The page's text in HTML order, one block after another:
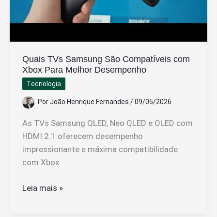
Quais TVs Samsung São Compatíveis com
Xbox Para Melhor Desempenho
Tecnologia
PorJoão Henrique Fernandes /09/05/2026
As TVs Samsung QLED, Neo QLED e OLED com
HDMI 2.1 oferecem desempenho
impressionante e máxima compatibilidade
com Xbox.
Quais
Leia mais »